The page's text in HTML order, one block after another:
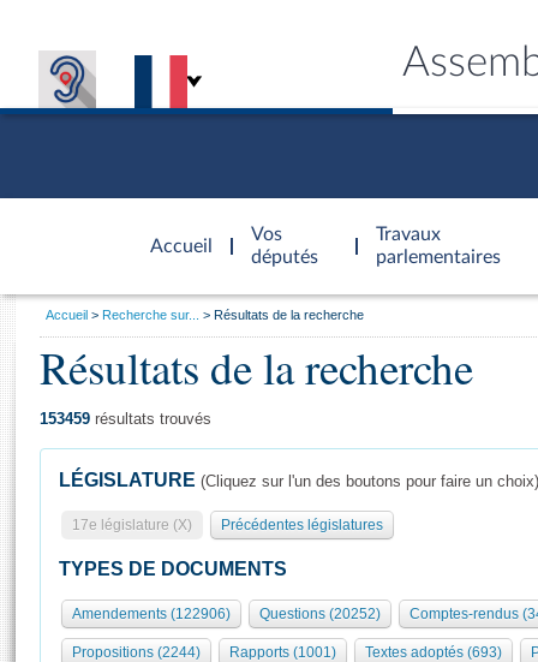
Accueil
d'accueil
Vos
députés
Travaux
parlementaires
Présidence
577 députés
Groupes politiques
Séance publique
Commissions et autres organes
Europe et International
Général
Rôle et pouvoirs de l'Assemblée
Organisation de l'Assemblée
Présidence Conférence des Présidents Bureau Collège des
Visiter l'Assemblée
Visite virtuelle du palais Bourbon
Assister à une séance
Vous
Accueil Recherche sur... Résultats de la recherche
Résultats de la recherche
153459 résultats trouvés
LÉGISLATURE (Cliquez sur l'un des boutons pour faire un choix)
17e législature (X) Précédentes législatures
TYPES DE DOCUMENTS
Amendements (122906) Questions (20252) Comptes-rendus
Propositions (2244) Rapports (1001) Textes adoptés (693)